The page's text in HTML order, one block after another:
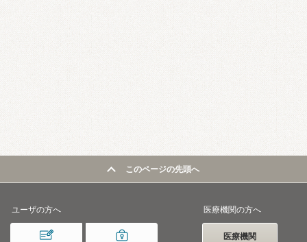
このページの先頭へ
ユーザの方へ 医療機関の方へ
医療機関